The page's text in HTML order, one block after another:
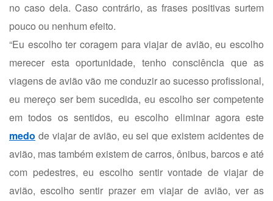
no caso dela. Caso contrário, as frases positivas surtem
pouco ou nenhum efeito.
“Eu escolho ter coragem para viajar de avião, eu escolho
merecer esta oportunidade, tenho consciência que as
viagens de avião vão me conduzir ao sucesso profissional,
eu mereço ser bem sucedida, eu escolho ser competente
em todos os sentidos, eu escolho eliminar agora este
medo de viajar de avião, eu sei que existem acidentes de
avião, mas também existem de carros, ônibus, barcos e até
com pedestres, eu escolho sentir vontade de viajar de
avião, escolho sentir prazer em viajar de avião, ver as